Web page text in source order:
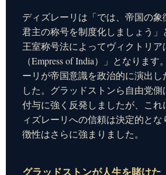
ディズレーリは「では、帝国の
君主の称号を制度化しましょう」
王室称号法によってヴィクトリア
（Empress of India）」となりま
ーリが帝国意識を政治的に演出し
した。グラッドストンら自由党
付与に強く反発しましたが、こ
ィズレーリへの信頼は決定的と
徴性はさらに強まりました。
グラッドストンが人生を賭けた